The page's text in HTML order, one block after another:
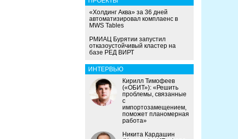
«Холдинг Аква» за 36 дней
автоматизировал комплаенс в
MWS Tables
РМИАЦ Бурятии запустил
отказоустойчивый кластер на
базе РЕД ВИРТ
ИНТЕРВЬЮ
Кирилл Тимофеев
(«ОБИТ»): «Решить
проблемы, связанные
с
импортозамещением,
поможет планомерная
работа»
Никита Кардашин